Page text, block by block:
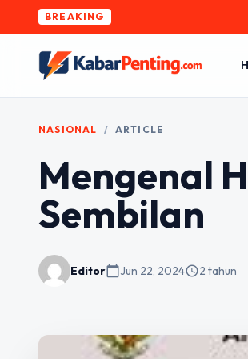
BREAKING
NASIONAL / ARTICLE
Mengenal
Sembilan
Editorcalendar_todayJun 22, 2024schedule2 tahun